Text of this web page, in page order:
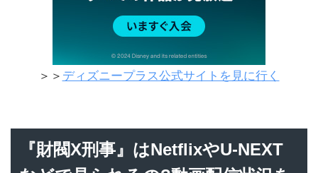
＞＞ ディズニープラス公式サイトを見に行く
『財閥X刑事』はNetflixやU-NEXT